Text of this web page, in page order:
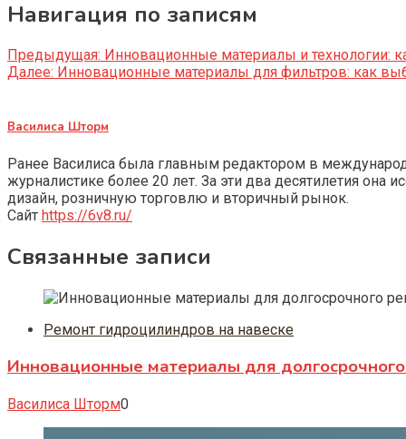
Навигация по записям
Предыдущая: Инновационные материалы и технологии:
Далее: Инновационные материалы для фильтров: как
Василиса Шторм
Ранее Василиса была главным редактором в
журналистике более 20 лет. За эти два десятилетия
дизайн, розничную торговлю и вторичный рынок.
Сайт https://6v8.ru/
Связанные записи
Ремонт гидроцилиндров на навеске
Инновационные материалы для
Василиса Шторм0